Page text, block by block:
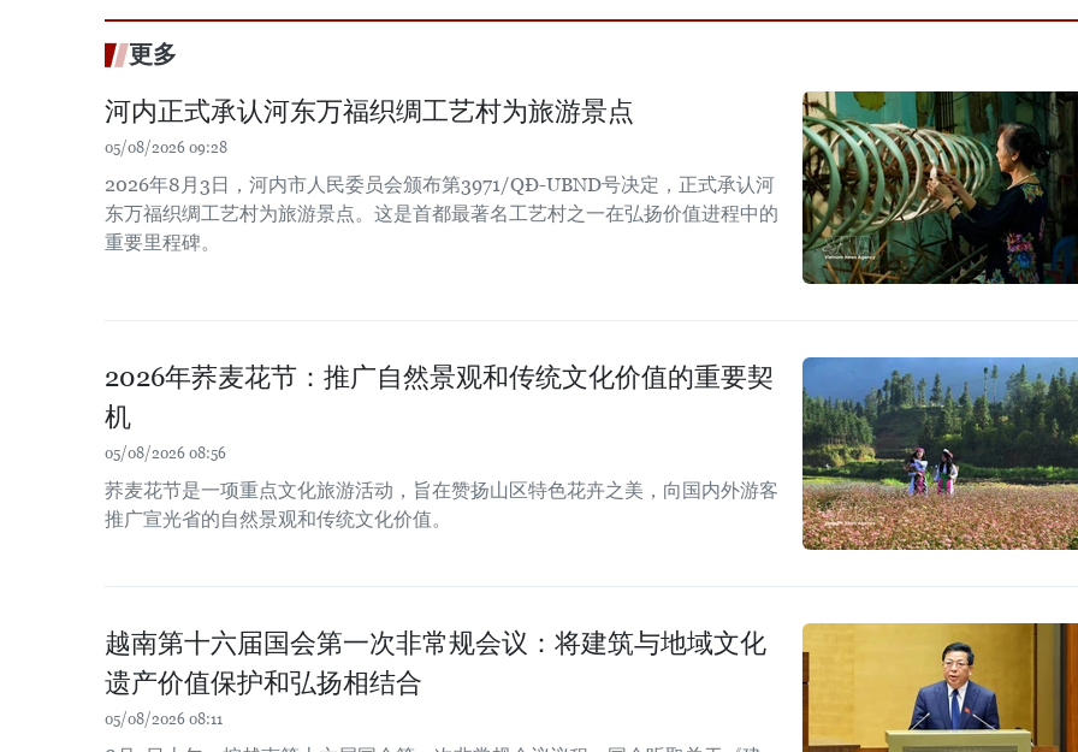
更多
河内正式承认河东万福织绸工艺村为旅游景点
05/08/2026 09:28
2026年8月3日，河内市人民委员会颁布第3971/QĐ-UBND号决定，正式承认河
东万福织绸工艺村为旅游景点。这是首都最著名工艺村之一在弘扬价值进程中的
重要里程碑。
2026年荞麦花节：推广自然景观和传统文化价值的重要契
机
05/08/2026 08:56
荞麦花节是一项重点文化旅游活动，旨在赞扬山区特色花卉之美，向国内外游客
推广宣光省的自然景观和传统文化价值。
越南第十六届国会第一次非常规会议：将建筑与地域文化
遗产价值保护和弘扬相结合
05/08/2026 08:11